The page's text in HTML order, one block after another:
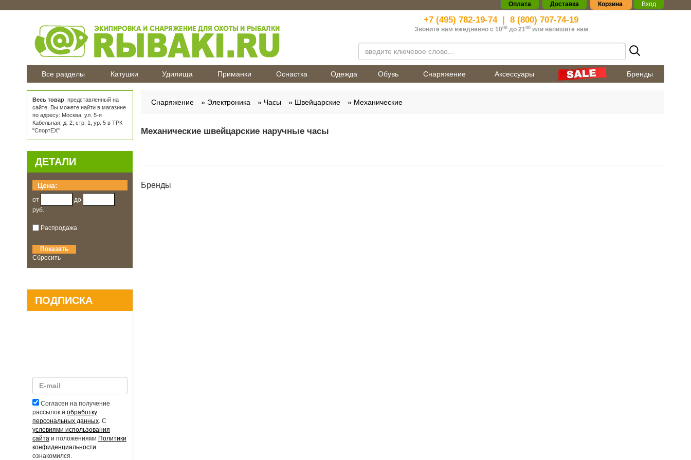
Оплата Доставка Корзина Вход
+7 (495) 782-19-74| 8 (800) 707-74-19
Звоните нам ежедневно с 1000до 2100 или напишите нам
Все разделы Катушки Удилища Приманки Оснастка Одежда Обувь Снаряжение Аксессуары Бренды
Снаряжение Электроника Часы Швейцарские Механические
Механические швейцарские наручные часы
Бренды
Весь товар , представленный на
сайте, Вы можете найти в магазине
по адресу: Москва, ул. 5-я
Кабельная, д. 2, стр. 1, ур. 5 в ТРК
"СпортЕХ"
ДЕТАЛИ
Цена:
от
до
руб.
Распродажа
Сбросить
ПОДПИСКА
Согласен на получение
рассылок и обработку
персональных данных. С
условиями использования
сайта и положениями Политики
конфиденциальности
ознакомился.